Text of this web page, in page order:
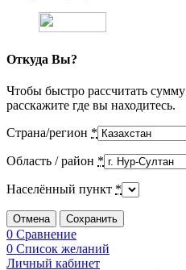
Откуда Вы?
Чтобы быстро рассчитать
расскажите где вы находитесь.
Страна/регион *
Область / район *
Населённый пункт *
Отмена Сохранить
0 Сравнение
0 Список желаний
Личный кабинет